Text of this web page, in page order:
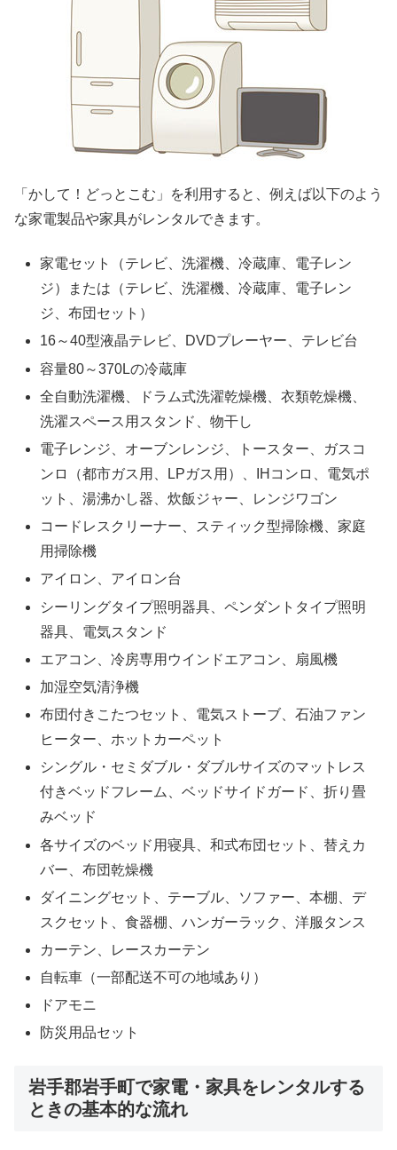
「かして！どっとこむ」を利用すると、例えば以下のよう
な家電製品や家具がレンタルできます。
家電セット（テレビ、洗濯機、冷蔵庫、電子レン
ジ）または（テレビ、洗濯機、冷蔵庫、電子レン
ジ、布団セット）
16～40型液晶テレビ、DVDプレーヤー、テレビ台
容量80～370Lの冷蔵庫
全自動洗濯機、ドラム式洗濯乾燥機、衣類乾燥機、
洗濯スペース用スタンド、物干し
電子レンジ、オーブンレンジ、トースター、ガスコ
ンロ（都市ガス用、LPガス用）、IHコンロ、電気ポ
ット、湯沸かし器、炊飯ジャー、レンジワゴン
コードレスクリーナー、スティック型掃除機、家庭
用掃除機
アイロン、アイロン台
シーリングタイプ照明器具、ペンダントタイプ照明
器具、電気スタンド
エアコン、冷房専用ウインドエアコン、扇風機
加湿空気清浄機
布団付きこたつセット、電気ストーブ、石油ファン
ヒーター、ホットカーペット
シングル・セミダブル・ダブルサイズのマットレス
付きベッドフレーム、ベッドサイドガード、折り畳
みベッド
各サイズのベッド用寝具、和式布団セット、替えカ
バー、布団乾燥機
ダイニングセット、テーブル、ソファー、本棚、デ
スクセット、食器棚、ハンガーラック、洋服タンス
カーテン、レースカーテン
自転車（一部配送不可の地域あり）
ドアモニ
防災用品セット
岩手郡岩手町で家電・家具をレンタルする
ときの基本的な流れ